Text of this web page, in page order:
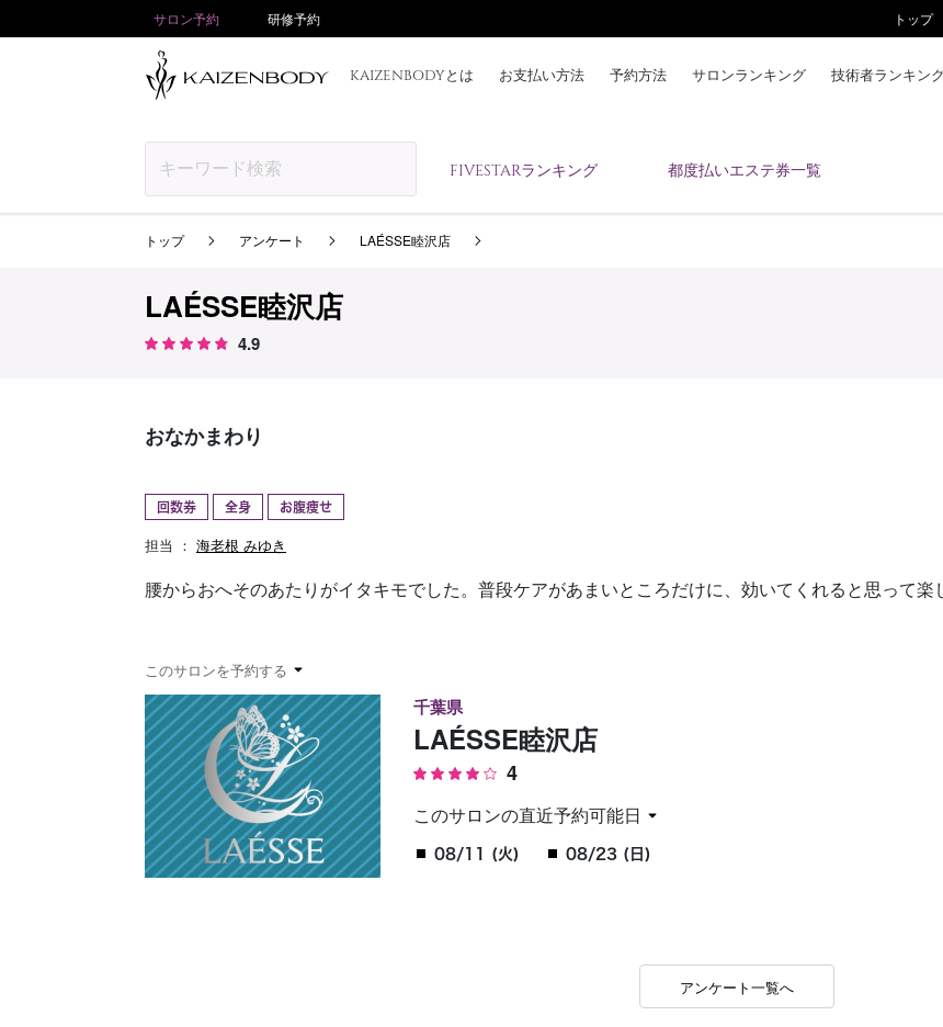
サロン予約 研修予約 トップ
KAIZENBODYとは お支払い方法 予約方法 サロンランキング 技術者ランキン
FIVESTARランキング 都度払いエステ券一覧
お支払い方法
予約方法
予約確認
お問い合わせ
トップ アンケート LAÉSSE睦沢店
LAÉSSE睦沢店
4.9
おなかまわり
回数券 全身 お腹痩せ
担当 ： 海老根 みゆき
腰からおへそのあたりがイタキモでした。普段ケアがあまいところだけに、効いてくれると思って楽
このサロンを予約する
千葉県
LAÉSSE睦沢店
4
このサロンの直近予約可能日
08/11 (火) 08/23 (日)
アンケート一覧へ